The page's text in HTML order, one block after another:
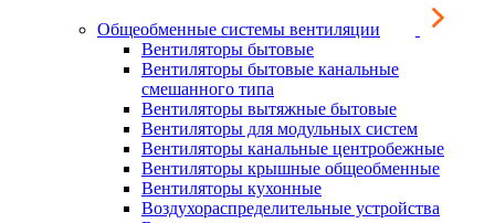
Общеобменные системы вентиляции
Вентиляторы бытовые
Вентиляторы бытовые канальные
смешанного типа
Вентиляторы вытяжные бытовые
Вентиляторы для модульных систем
Вентиляторы канальные центробежные
Вентиляторы крышные общеобменные
Вентиляторы кухонные
Воздухораспределительные устройства